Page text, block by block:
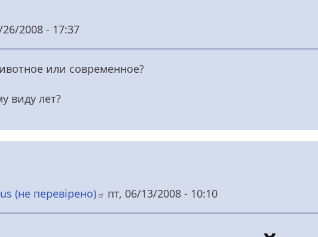
2008 - 17:37
или современное?
виду лет?
(не перевірено)
пт, 06/13/2008 - 10:10